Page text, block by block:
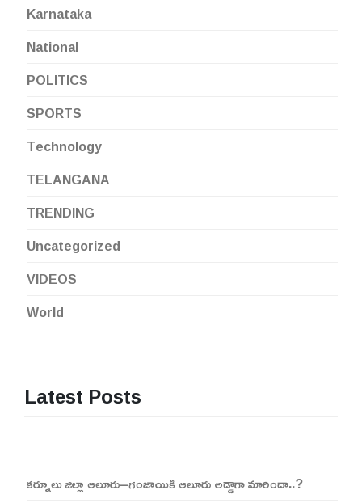
Karnataka
National
POLITICS
SPORTS
Technology
TELANGANA
TRENDING
Uncategorized
VIDEOS
World
Latest Posts
కర్నూలు జిల్లా ఆలూరు–గంజాయికి ఆలూరు అడ్డాగా మారిందా..?